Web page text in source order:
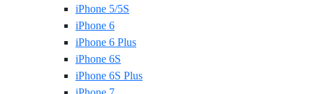
iPhone 5/5S
iPhone 6
iPhone 6 Plus
iPhone 6S
iPhone 6S Plus